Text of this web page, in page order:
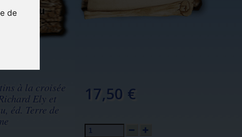
de
côté du
blog...
à la croisée
Ely et
éd. Terre de
17,50 €